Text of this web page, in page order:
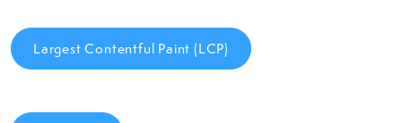
Largest Contentful Paint (LCP)